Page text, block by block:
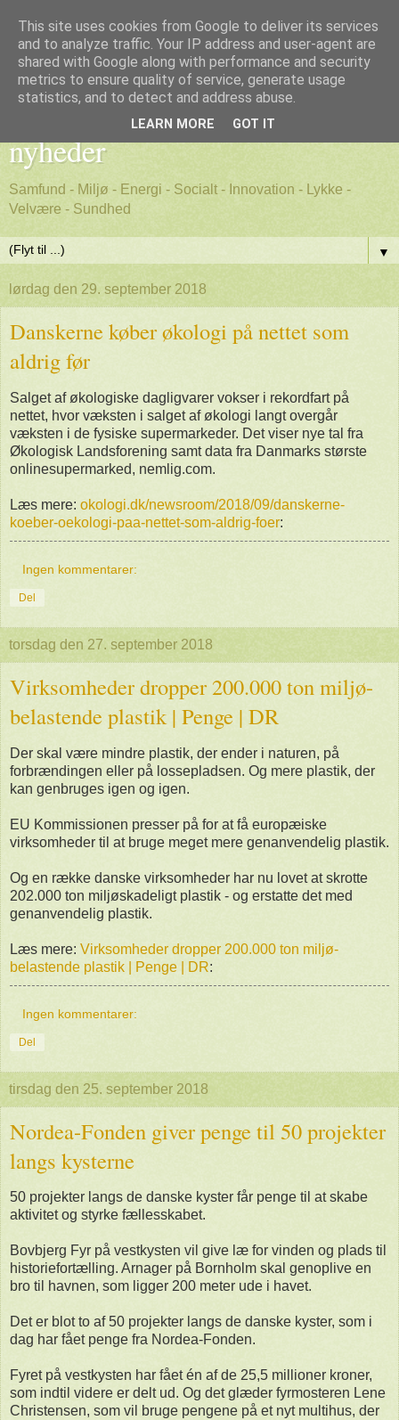
Godt nyt - positive, gode
nyheder
Samfund - Miljø - Energi - Socialt - Innovation - Lykke -
Velvære - Sundhed
▼
lørdag den 29. september 2018
Danskerne køber økologi på nettet som
aldrig før
Salget af økologiske dagligvarer vokser i rekordfart på
nettet, hvor væksten i salget af økologi langt overgår
væksten i de fysiske supermarkeder. Det viser nye tal fra
Økologisk Landsforening samt data fra Danmarks største
onlinesupermarked, nemlig.com.
Læs mere: okologi.dk/newsroom/2018/09/danskerne-
koeber-oekologi-paa-nettet-som-aldrig-foer:
Ingen kommentarer:
Del
torsdag den 27. september 2018
Virksomheder dropper 200.000 ton miljø-
belastende plastik | Penge | DR
Der skal være mindre plastik, der ender i naturen, på
forbrændingen eller på lossepladsen. Og mere plastik, der
kan genbruges igen og igen.
EU Kommissionen presser på for at få europæiske
virksomheder til at bruge meget mere genanvendelig plastik.
Og en række danske virksomheder har nu lovet at skrotte
202.000 ton miljøskadeligt plastik - og erstatte det med
genanvendelig plastik.
Læs mere: Virksomheder dropper 200.000 ton miljø-
belastende plastik | Penge | DR:
Ingen kommentarer:
Del
tirsdag den 25. september 2018
Nordea-Fonden giver penge til 50 projekter
langs kysterne
50 projekter langs de danske kyster får penge til at skabe
aktivitet og styrke fællesskabet.
Bovbjerg Fyr på vestkysten vil give læ for vinden og plads til
historiefortælling. Arnager på Bornholm skal genoplive en
bro til havnen, som ligger 200 meter ude i havet.
Det er blot to af 50 projekter langs de danske kyster, som i
dag har fået penge fra Nordea-Fonden.
Fyret på vestkysten har fået én af de 25,5 millioner kroner,
som indtil videre er delt ud. Og det glæder fyrmosteren Lene
Christensen, som vil bruge pengene på et nyt multihus, der
This site uses cookies from Google to deliver its services
and to analyze traffic. Your IP address and user-agent are
shared with Google along with performance and security
metrics to ensure quality of service, generate usage
statistics, and to detect and address abuse.
LEARN MORE GOT IT